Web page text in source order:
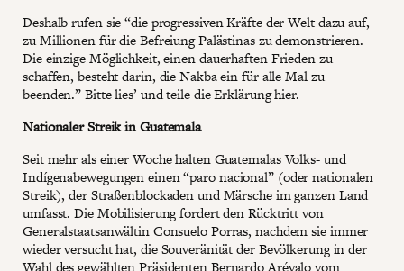
Deshalb rufen sie “die progressiven Kräfte der Welt dazu auf,
zu Millionen für die Befreiung Palästinas zu demonstrieren.
Die einzige Möglichkeit, einen dauerhaften Frieden zu
schaffen, besteht darin, die Nakba ein für alle Mal zu
beenden.” Bitte lies’ und teile die Erklärunghier.
Nationaler Streik in Guatemala
Seit mehr als einer Woche halten Guatemalas Volks- und
Indígenabewegungen einen “paro nacional” (oder nationalen
Streik), der Straßenblockaden und Märsche im ganzen Land
umfasst. Die Mobilisierung fordert den Rücktritt von
Generalstaatsanwältin Consuelo Porras, nachdem sie immer
wieder versucht hat, die Souveränität der Bevölkerung in der
Wahl des gewählten Präsidenten Bernardo Arévalo vom